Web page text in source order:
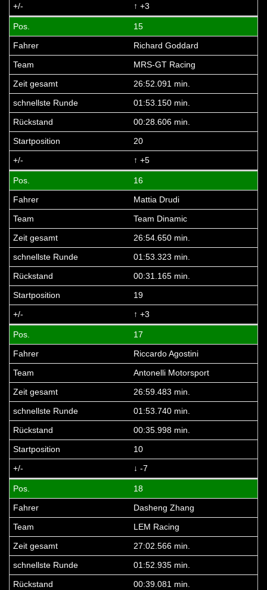
↑ +3
15
Richard Goddard
MRS-GT Racing
26:52.091 min.
01:53.150 min.
00:28.606 min.
20
↑ +5
16
Mattia Drudi
Team Dinamic
26:54.650 min.
01:53.323 min.
00:31.165 min.
19
↑ +3
17
Riccardo Agostini
Antonelli Motorsport
26:59.483 min.
01:53.740 min.
00:35.998 min.
10
↓ -7
18
Dasheng Zhang
LEM Racing
27:02.566 min.
01:52.935 min.
00:39.081 min.